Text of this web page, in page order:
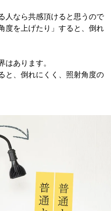
人なら共感頂けると思うので
度を上げたり」すると、倒れ
はあります。
と、倒れにくく、照射角度の